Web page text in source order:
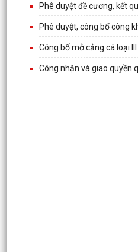
Phê duyệt đề cương, kết
Phê duyệt, công bố công
Công bố mở cảng cá loại III
Công nhận và giao quyền